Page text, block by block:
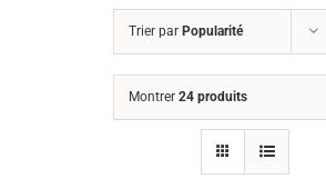
Trier par Popularité
Montrer 24 produits